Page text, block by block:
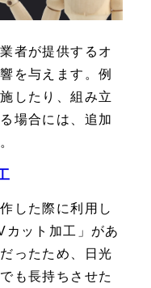
者が提供するオ
を与えます。例
したり、組み立
場合には、追加
した際に利用し
カット加工」があ
ったため、日光
も長持ちさせた